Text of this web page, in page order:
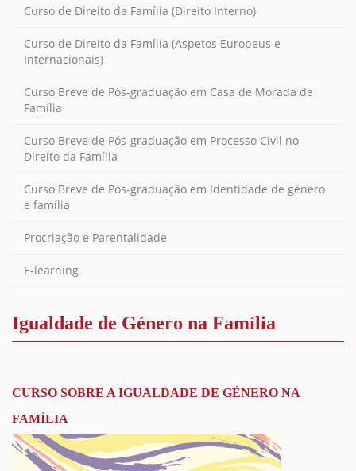
Curso de Direito da Família (Direito Interno)
Curso de Direito da Família (Aspetos Europeus e
Internacionais)
Curso Breve de Pós-graduação em Casa de Morada de
Família
Curso Breve de Pós-graduação em Processo Civil no
Direito da Família
Curso Breve de Pós-graduação em Identidade de género
e família
Procriação e Parentalidade
E-learning
Igualdade de Género na Família
CURSO SOBRE A IGUALDADE DE GÉNERO NA
FAMÍLIA